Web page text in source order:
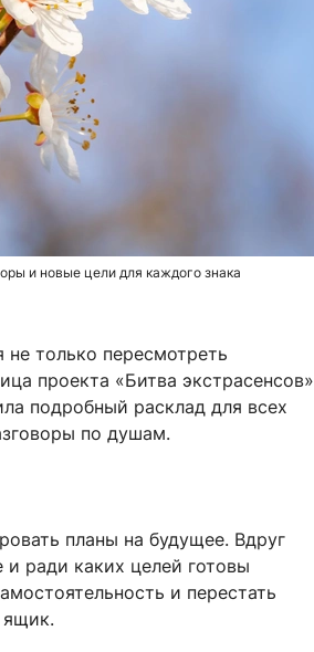
и новые цели для каждого знака
только пересмотреть
проекта «Битва экстрасенсов»
подробный расклад для всех
по душам.
планы на будущее. Вдруг
и ради каких целей готовы
и перестать
ящик.